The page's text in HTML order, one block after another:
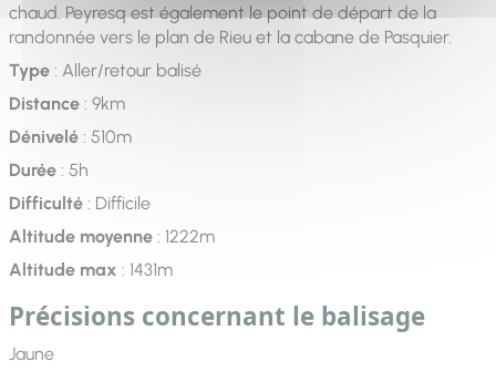
chaud. Peyresq est également le point de départ de la
randonnée vers le plan de Rieu et la cabane de Pasquier.
Type: Aller/retour balisé
Distance: 9km
Dénivelé: 510m
Durée: 5h
Difficulté: Difficile
Altitude moyenne: 1222m
Altitude max : 1431m
Précisions concernant le balisage
Jaune